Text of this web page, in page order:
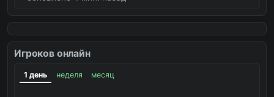
Игроков онлайн
1 день неделя месяц